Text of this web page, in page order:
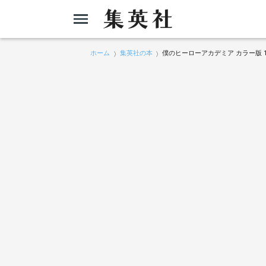
ホーム 集英社の本 僕のヒーローアカデミア カラー版